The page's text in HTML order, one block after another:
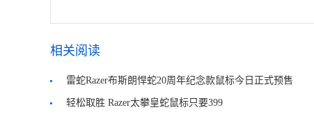
相关阅读
雷蛇Razer布斯朗悍蛇20周年纪念款鼠标今日正式预售
轻松取胜 Razer太攀皇蛇鼠标只要399